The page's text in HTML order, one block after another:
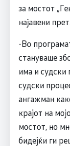
за мостот
најавени
-Во
стануваше
има и судски
судски
ангажман
крајот на
мостот, но
бидејќи ги